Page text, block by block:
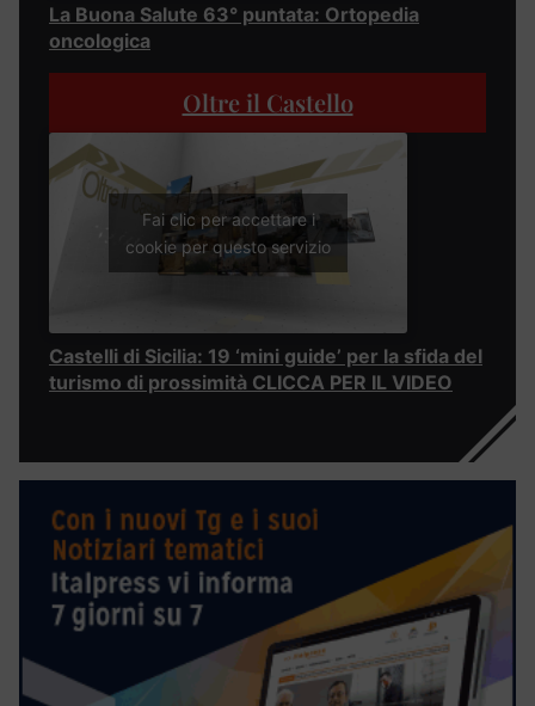
La Buona Salute 63° puntata: Ortopedia
oncologica
Oltre il Castello
Fai clic per accettare i
cookie per questo servizio
Castelli di Sicilia: 19 ‘mini guide’ per la sfida del
turismo di prossimità CLICCA PER IL VIDEO